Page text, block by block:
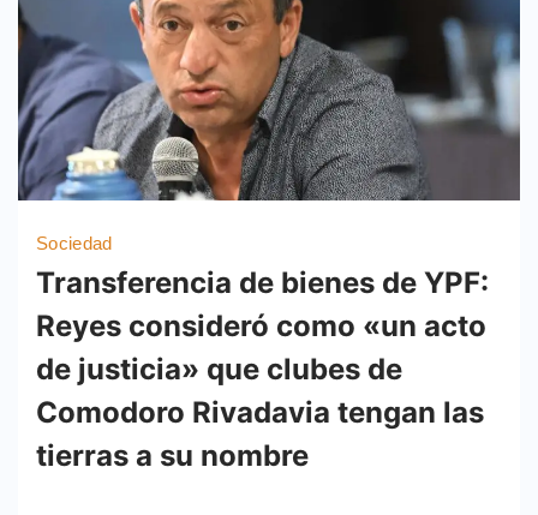
Sociedad
Transferencia de bienes de YPF:
Reyes consideró como «un acto
de justicia» que clubes de
Comodoro Rivadavia tengan las
tierras a su nombre